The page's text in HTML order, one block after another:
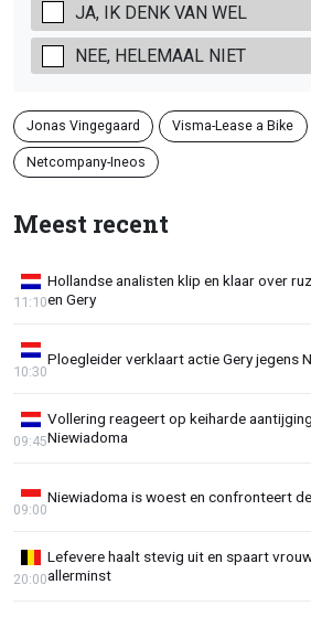
JA, IK DENK VAN WEL
NEE, HELEMAAL NIET
Jonas Vingegaard Visma-Lease a Bike
Netcompany-Ineos
Meest recent
Hollandse analisten klip en klaar over
en Gery
11:10
Ploegleider verklaart actie Gery jegens
10:30
Vollering reageert op keiharde
Niewiadoma
09:45
Niewiadoma is woest en confronteert
09:00
Lefevere haalt stevig uit en spaart
allerminst
20:00